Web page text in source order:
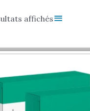
affichés